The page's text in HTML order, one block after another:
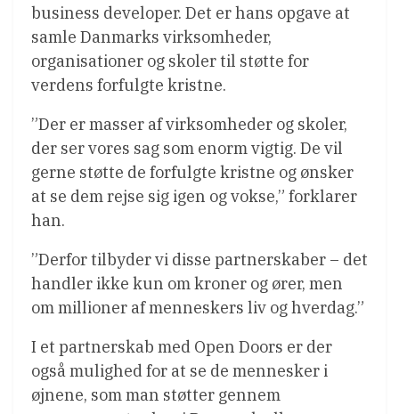
business developer. Det er hans opgave at
samle Danmarks virksomheder,
organisationer og skoler til støtte for
verdens forfulgte kristne.
”Der er masser af virksomheder og skoler,
der ser vores sag som enorm vigtig. De vil
gerne støtte de forfulgte kristne og ønsker
at se dem rejse sig igen og vokse,” forklarer
han.
”Derfor tilbyder vi disse partnerskaber – det
handler ikke kun om kroner og ører, men
om millioner af menneskers liv og hverdag.”
I et partnerskab med Open Doors er der
også mulighed for at se de mennesker i
øjnene, som man støtter gennem